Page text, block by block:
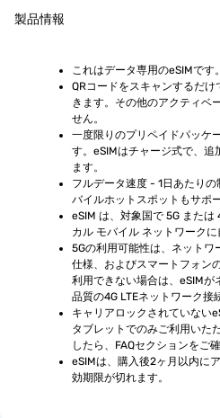
製品情報
これはデータ専用のeSIMです
QRコードをスキャンするだ
きます。その他のアクティベ
せん。
一度限りのプリペイドパッケ
す。eSIMはチャージ式で、追
ます。
フルデータ速度 - 1日あたり
バイルホットスポットもサポ
eSIM は、対象国で 5G または
カル モバイル ネットワークに
5Gの利用可能性は、ネットワ
仕様、およびスマートフォン
利用できない場合は、eSIM
品質の4G LTEネットワーク接
キャリアロックされていない
タブレットでのみご利用いた
したら、FAQセクションをご
eSIMは、購入後2ヶ月以内に
効期限が切れます。